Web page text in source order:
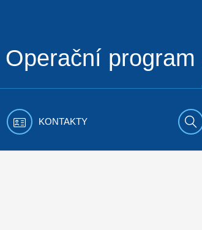
Operační program
KONTAKTY